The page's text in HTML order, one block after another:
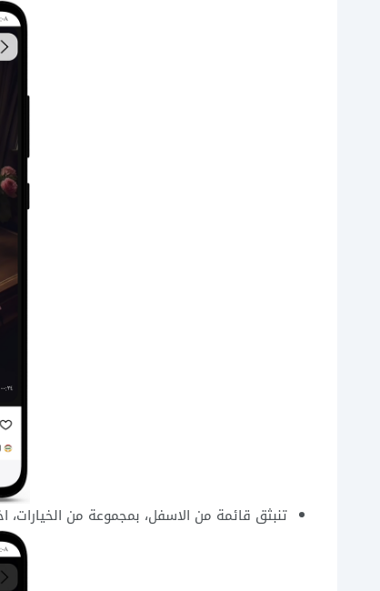
تنبثق قائمة من الاسفل، بمجموعة من الخيارات،